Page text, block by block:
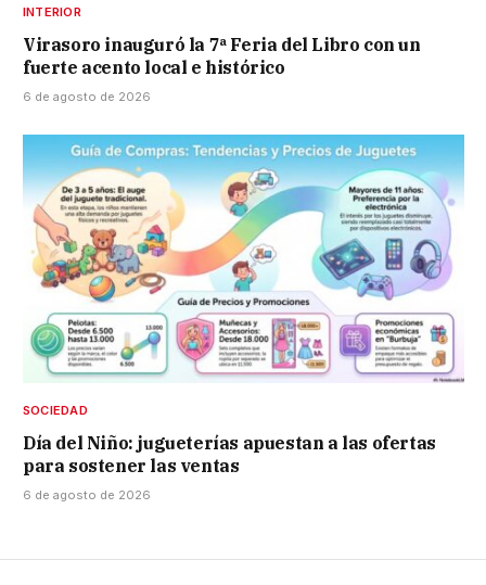
INTERIOR
Virasoro inauguró la 7ª Feria del Libro con un
fuerte acento local e histórico
6 de agosto de 2026
SOCIEDAD
Día del Niño: jugueterías apuestan a las ofertas
para sostener las ventas
6 de agosto de 2026